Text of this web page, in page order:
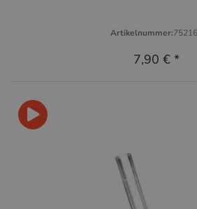
Artikelnummer:
7,90 € *